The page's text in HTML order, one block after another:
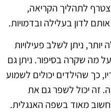
לתהליך הקריאה,
לדון בעלילה ובדמויות.
ניתן לשלב פעילויות
מה שקרה בסיפור. ניתן גם
כך שהילדים יכולים לשמוע
זה יכול לשפר גם את
מאוד בשפה האנגלית.